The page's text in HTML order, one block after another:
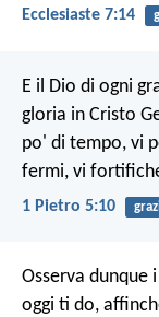
Ecclesiaste 7:14
E il Dio di ogni
gloria in Cristo
po' di tempo, vi
fermi, vi
1 Pietro 5:10
Osserva dunque
oggi ti do,